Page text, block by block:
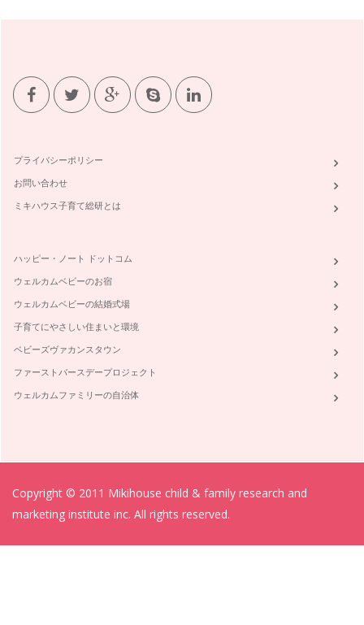
プライバシーポリシー
お問い合わせ
ミキハウス子育て総研とは
ハッピー・ノート ドットコム
ウェルカムベビーのお宿
ウェルカムベビーの結婚式場
子育てにやさしい住まいと環境
ベビーズヴァカンスタウン
ファーストバースデープロジェクト
ウェルカムファミリーの自治体
Copyright © 2011 Mikihouse child & family research and
marketing institute inc. All rights reserved.